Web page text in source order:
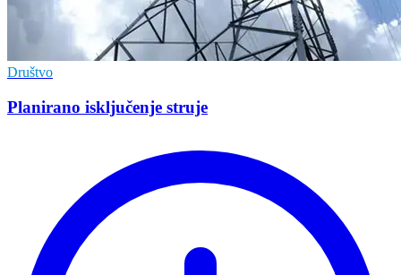
Društvo
Planirano isključenje struje